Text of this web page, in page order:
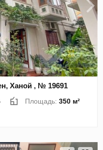
Ханой , № 19691
Площадь:350 м²